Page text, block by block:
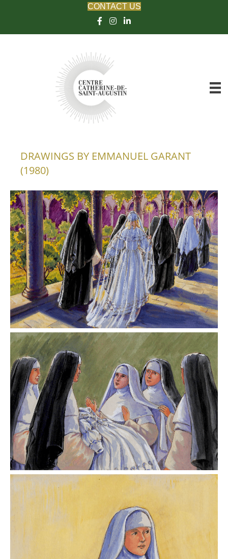
CONTACT US
DRAWINGS BY EMMANUEL GARANT
(1980)